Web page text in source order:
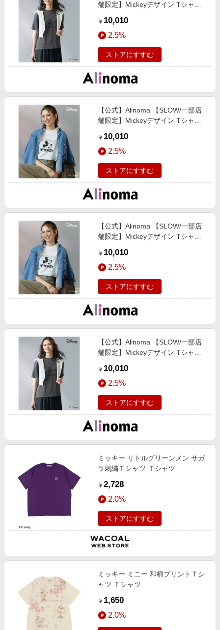
舗限定】Mickeyデザイン Tシャツ /
44 / アリノマ / ありのま / 大きいサ
イズ / レディース
￥ 10,010
2.5%
ストアにすすむ
【公式】Alinoma 【SLOW/一部店
舗限定】Mickeyデザイン Tシャツ /
ト / 46 / アリノマ / ありのま / 大き
いサイズ / レディース
￥ 10,010
2.5%
ストアにすすむ
【公式】Alinoma 【SLOW/一部店
舗限定】Mickeyデザイン Tシャツ /
ト / 44 / アリノマ / ありのま / 大き
いサイズ / レディース
￥ 10,010
2.5%
ストアにすすむ
【公式】Alinoma 【SLOW/一部店
舗限定】Mickeyデザイン Tシャツ /
46 / アリノマ / ありのま / 大きいサ
イズ / レディース
￥ 10,010
2.5%
ストアにすすむ
ミッキー リトルグリーンメン サガ
ラ刺繍Ｔシャツ Ｔシャツ
￥ 2,728
2.0%
ストアにすすむ
ミッキー ミニー 和柄プリントＴシ
ャツ Ｔシャツ
￥ 1,650
2.0%